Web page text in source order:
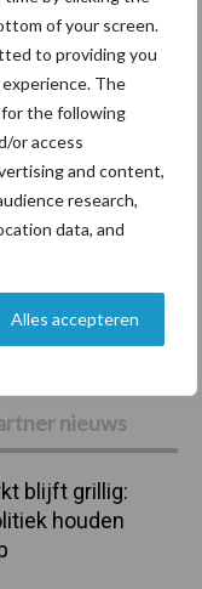
of your screen.
to providing you
The
the following
or access
and content,
research,
data, and
Alles accepteren
nieuws
blijft grillig:
houden
Fokkerij